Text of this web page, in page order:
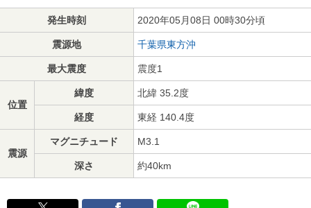
発生時刻 2020年05月08日 00時30分頃
震源地 千葉県東方沖
最大震度 震度1
位置
緯度 北緯 35.2度
経度 東経 140.4度
震源
マグニチュード M3.1
深さ 約40km